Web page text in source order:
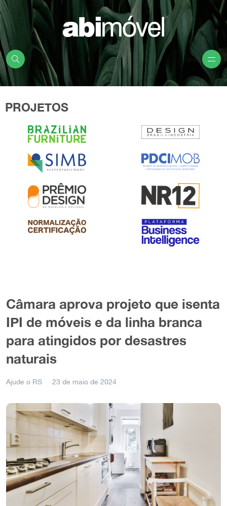
PROJETOS
Câmara aprova projeto que isenta
IPI de móveis e da linha branca
para atingidos por desastres
naturais
Ajude o RS 23 de maio de 2024